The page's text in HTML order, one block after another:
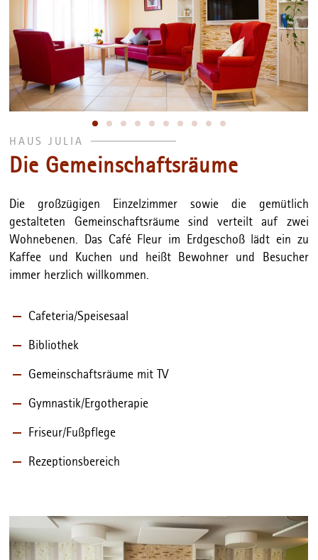
HAUS JULIA
Die Gemeinschaftsräume
Die großzügigen Einzelzimmer sowie die gemütlich
gestalteten Gemeinschaftsräume sind verteilt auf zwei
Wohnebenen. Das Café Fleur im Erdgeschoß lädt ein zu
Kaffee und Kuchen und heißt Bewohner und Besucher
immer herzlich willkommen.
Cafeteria/Speisesaal
Bibliothek
Gemeinschaftsräume mit TV
Gymnastik/Ergotherapie
Friseur/Fußpflege
Rezeptionsbereich